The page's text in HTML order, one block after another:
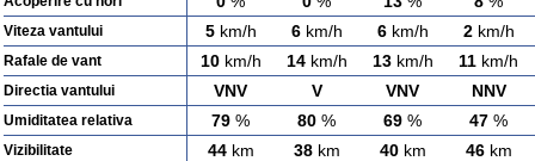
Viteza vantului 5km/h 6km/h 6km/h 2km/h
Rafale de vant 10km/h 14km/h 13km/h 11 km/h
Directia vantului VNV V VNV NNV
Umiditatea relativa 79 % 80 % 69 % 47 %
Vizibilitate 44km 38km 40km 46km